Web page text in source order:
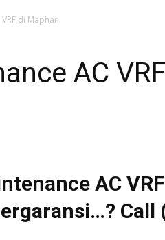
di Maphar
AC
AC
Call